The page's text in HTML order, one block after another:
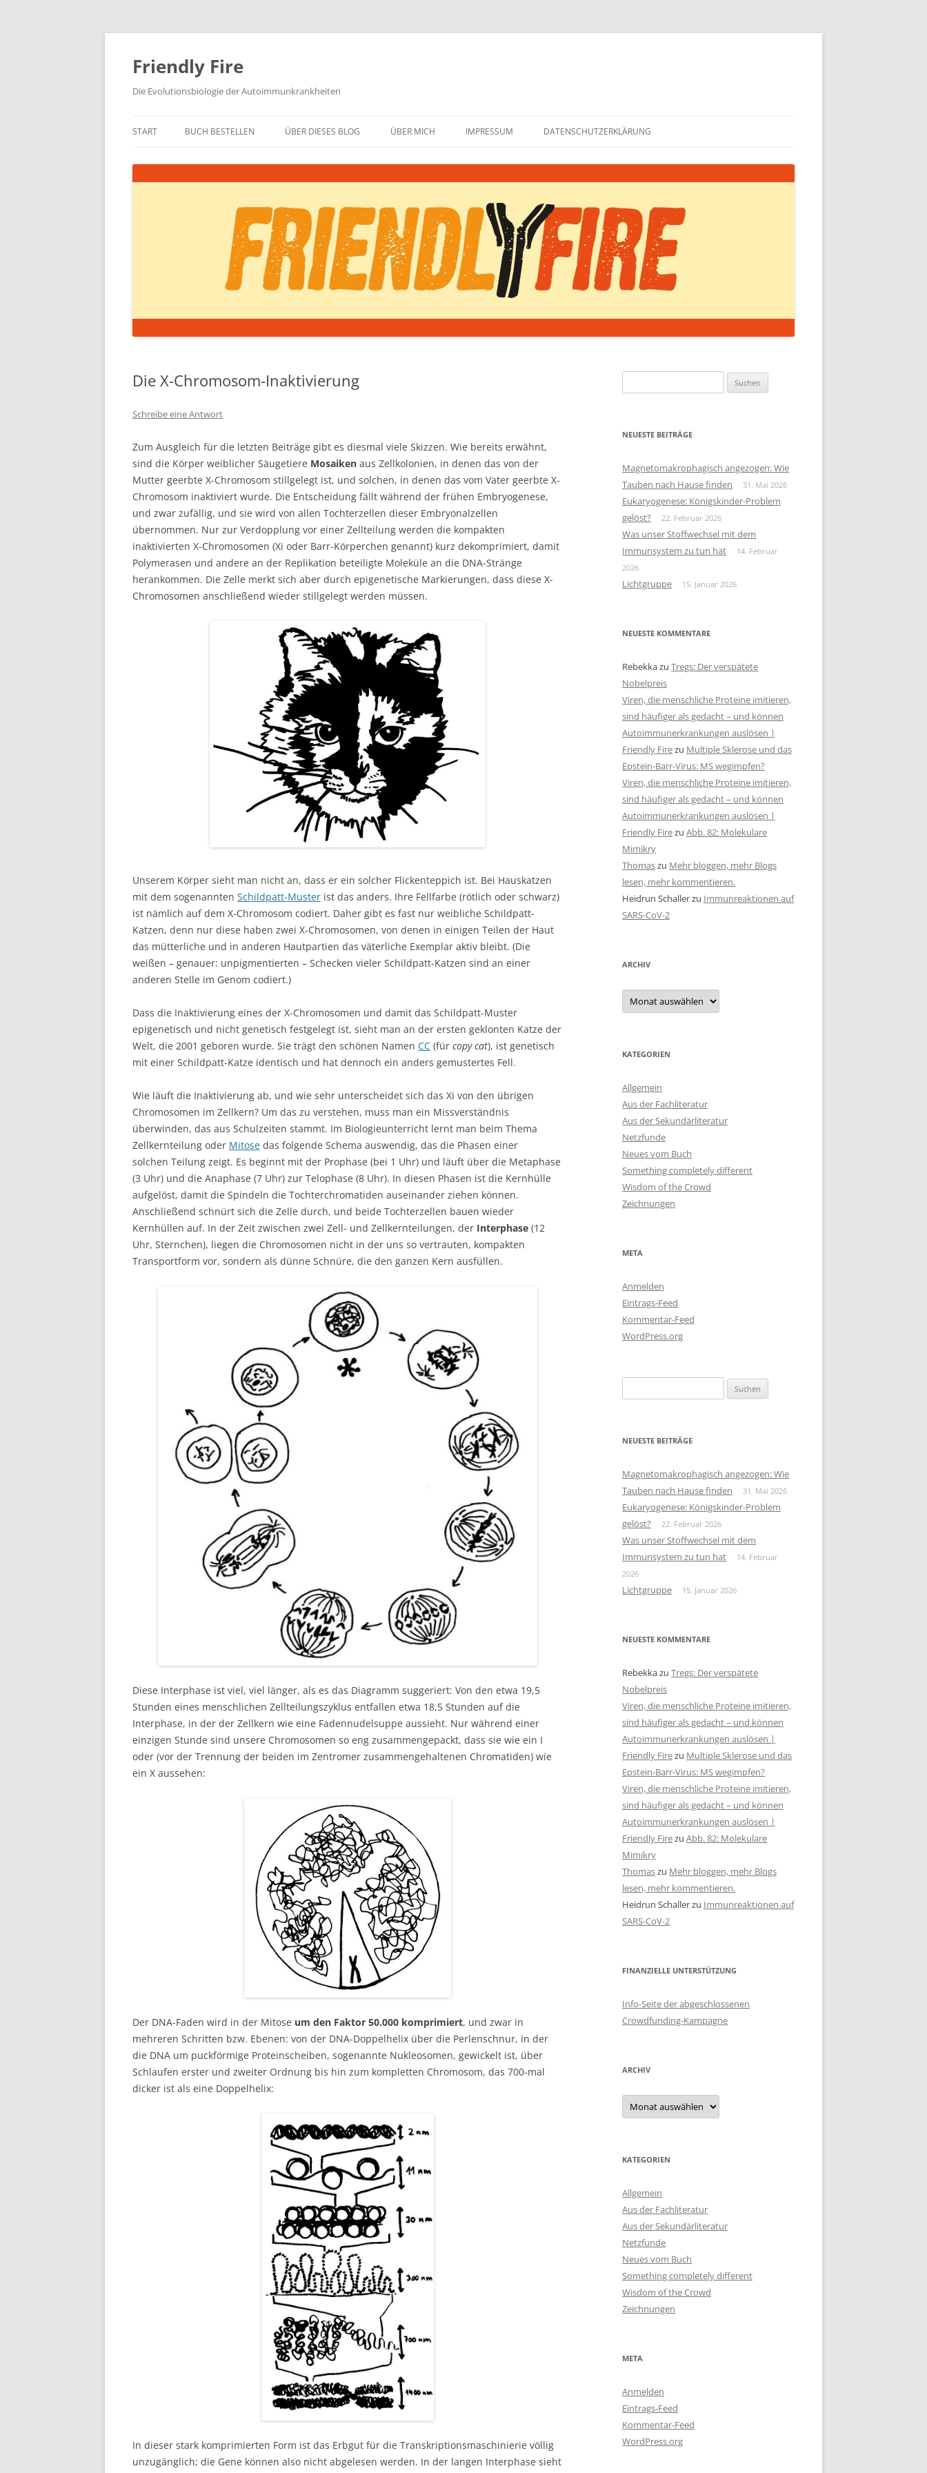
Zum
springen
Friendly Fire
Die Evolutionsbiologie der Autoimmunkrankheiten
START BUCH BESTELLEN ÜBER DIESES BLOG ÜBER MICH IMPRESSUM DATENSCHUTZERKLÄRUNG
Die X-Chromosom-Inaktivierung
Schreibe eine Antwort
Zum Ausgleich für die letzten Beiträge gibt es diesmal viele Skizzen. Wie bereits erwähnt,
sind die Körper weiblicher Säugetiere Mosaiken aus Zellkolonien, in denen das von der
Mutter geerbte X-Chromosom stillgelegt ist, und solchen, in denen das vom Vater geerbte X-
Chromosom inaktiviert wurde. Die Entscheidung fällt während der frühen Embryogenese,
und zwar zufällig, und sie wird von allen Tochterzellen dieser Embryonalzellen
übernommen. Nur zur Verdopplung vor einer Zellteilung werden die kompakten
inaktivierten X-Chromosomen (Xi oder Barr-Körperchen genannt) kurz dekomprimiert, damit
Polymerasen und andere an der Replikation beteiligte Moleküle an die DNA-Stränge
herankommen. Die Zelle merkt sich aber durch epigenetische Markierungen, dass diese X-
Chromosomen anschließend wieder stillgelegt werden müssen.
Unserem Körper sieht man nicht an, dass er ein solcher Flickenteppich ist. Bei Hauskatzen
mit dem sogenannten Schildpatt-Muster ist das anders. Ihre Fellfarbe (rötlich oder schwarz)
ist nämlich auf dem X-Chromosom codiert. Daher gibt es fast nur weibliche Schildpatt-
Katzen, denn nur diese haben zwei X-Chromosomen, von denen in einigen Teilen der Haut
das mütterliche und in anderen Hautpartien das väterliche Exemplar aktiv bleibt. (Die
weißen – genauer: unpigmentierten – Schecken vieler Schildpatt-Katzen sind an einer
anderen Stelle im Genom codiert.)
Dass die Inaktivierung eines der X-Chromosomen und damit das Schildpatt-Muster
epigenetisch und nicht genetisch festgelegt ist, sieht man an der ersten geklonten Katze der
Welt, die 2001 geboren wurde. Sie trägt den schönen Namen CC (für copy cat), ist genetisch
mit einer Schildpatt-Katze identisch und hat dennoch ein anders gemustertes Fell.
Wie läuft die Inaktivierung ab, und wie sehr unterscheidet sich das Xi von den übrigen
Chromosomen im Zellkern? Um das zu verstehen, muss man ein Missverständnis
überwinden, das aus Schulzeiten stammt. Im Biologieunterricht lernt man beim Thema
Zellkernteilung oder Mitose das folgende Schema auswendig, das die Phasen einer
solchen Teilung zeigt. Es beginnt mit der Prophase (bei 1 Uhr) und läuft über die Metaphase
(3 Uhr) und die Anaphase (7 Uhr) zur Telophase (8 Uhr). In diesen Phasen ist die Kernhülle
aufgelöst, damit die Spindeln die Tochterchromatiden auseinander ziehen können.
Anschließend schnürt sich die Zelle durch, und beide Tochterzellen bauen wieder
Kernhüllen auf. In der Zeit zwischen zwei Zell- und Zellkernteilungen, der Interphase (12
Uhr, Sternchen), liegen die Chromosomen nicht in der uns so vertrauten, kompakten
Transportform vor, sondern als dünne Schnüre, die den ganzen Kern ausfüllen.
Diese Interphase ist viel, viel länger, als es das Diagramm suggeriert: Von den etwa 19,5
Stunden eines menschlichen Zellteilungszyklus entfallen etwa 18,5 Stunden auf die
Interphase, in der der Zellkern wie eine Fadennudelsuppe aussieht. Nur während einer
einzigen Stunde sind unsere Chromosomen so eng zusammengepackt, dass sie wie ein I
oder (vor der Trennung der beiden im Zentromer zusammengehaltenen Chromatiden) wie
ein X aussehen:
Der DNA-Faden wird in der Mitose um den Faktor 50.000 komprimiert, und zwar in
mehreren Schritten bzw. Ebenen: von der DNA-Doppelhelix über die Perlenschnur, in der
die DNA um puckförmige Proteinscheiben, sogenannte Nukleosomen, gewickelt ist, über
Schlaufen erster und zweiter Ordnung bis hin zum kompletten Chromosom, das 700-mal
dicker ist als eine Doppelhelix:
In dieser stark komprimierten Form ist das Erbgut für die Transkriptionsmaschinierie völlig
unzugänglich; die Gene können also nicht abgelesen werden. In der langen Interphase sieht
nach:
NEUESTE BEITRÄGE
Magnetomakrophagisch angezogen: Wie
Tauben nach Hause finden
31. Mai 2026
Eukaryogenese: Königskinder-Problem
gelöst?
22. Februar 2026
Was unser Stoffwechsel mit dem
Immunsystem zu tun hat
14. Februar
2026
Lichtgruppe 15. Januar 2026
NEUESTE KOMMENTARE
Rebekkazu Tregs: Der verspätete
Nobelpreis
Viren, die menschliche Proteine imitieren,
sind häufiger als gedacht – und können
Autoimmunerkrankungen auslösen |
Friendly Firezu Multiple Sklerose und das
Epstein-Barr-Virus: MS wegimpfen?
Viren, die menschliche Proteine imitieren,
sind häufiger als gedacht – und können
Autoimmunerkrankungen auslösen |
Friendly Firezu Abb. 82: Molekulare
Mimikry
Thomaszu Mehr bloggen, mehr Blogs
lesen, mehr kommentieren.
Heidrun Schallerzu Immunreaktionen auf
SARS-CoV-2
ARCHIV
Archiv
KATEGORIEN
Allgemein
Aus der Fachliteratur
Aus der Sekundärliteratur
Netzfunde
Neues vom Buch
Something completely different
Wisdom of the Crowd
Zeichnungen
META
Anmelden
Eintrags-Feed
Kommentar-Feed
WordPress.org
nach:
NEUESTE BEITRÄGE
Magnetomakrophagisch angezogen: Wie
Tauben nach Hause finden
31. Mai 2026
Eukaryogenese: Königskinder-Problem
gelöst?
22. Februar 2026
Was unser Stoffwechsel mit dem
Immunsystem zu tun hat
14. Februar
2026
Lichtgruppe 15. Januar 2026
NEUESTE KOMMENTARE
Rebekkazu Tregs: Der verspätete
Nobelpreis
Viren, die menschliche Proteine imitieren,
sind häufiger als gedacht – und können
Autoimmunerkrankungen auslösen |
Friendly Firezu Multiple Sklerose und das
Epstein-Barr-Virus: MS wegimpfen?
Viren, die menschliche Proteine imitieren,
sind häufiger als gedacht – und können
Autoimmunerkrankungen auslösen |
Friendly Firezu Abb. 82: Molekulare
Mimikry
Thomaszu Mehr bloggen, mehr Blogs
lesen, mehr kommentieren.
Heidrun Schallerzu Immunreaktionen auf
SARS-CoV-2
FINANZIELLE UNTERSTÜTZUNG
Info-Seite der abgeschlossenen
Crowdfunding-Kampagne
ARCHIV
Archiv
KATEGORIEN
Allgemein
Aus der Fachliteratur
Aus der Sekundärliteratur
Netzfunde
Neues vom Buch
Something completely different
Wisdom of the Crowd
Zeichnungen
META
Anmelden
Eintrags-Feed
Kommentar-Feed
WordPress.org